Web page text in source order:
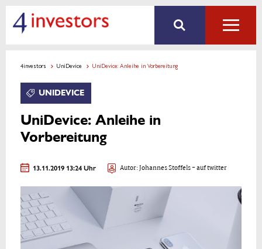
4investors UniDevice UniDevice: Anleihe in Vorbereitung
UNIDEVICE
UniDevice: Anleihe in
Vorbereitung
13.11.2019 13:24 Uhr Autor:Johannes Stoffels- auf twitter